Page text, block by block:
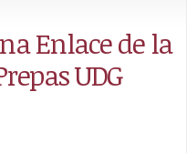
Enlace de la
UDG